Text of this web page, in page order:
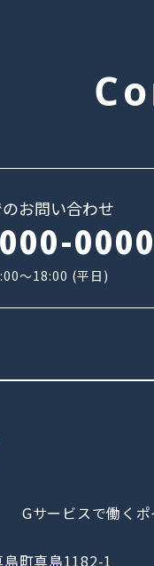
お問い合わせ
0000
～18:00 (平日)
Gサービスで働くポ
町真島1182-1